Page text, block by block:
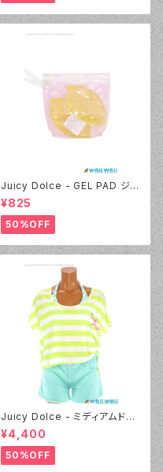
Juicy Dolce - GEL PAD ジェ
ルパッド（030 - 40:イエロー）
¥825
50%OFF
Juicy Dolce - ミディアムドッ
ト（3405 - 60:グリーン）
¥4,400
50%OFF